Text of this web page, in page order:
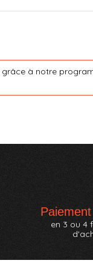
grâce à notre
en 3 ou 4